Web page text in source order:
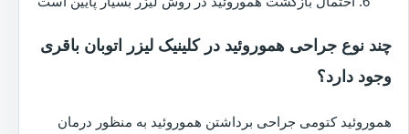
چند نوع جراحی هموروئید در کلینیک لیزر اتوبان باقری
وجود دارد؟
هموروئید کتومی جراحی برداشتن هموروئید به منظور درمان